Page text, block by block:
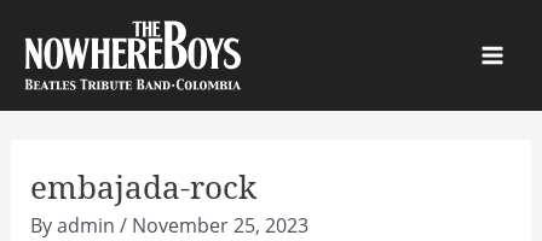
content
embajada-rock
Byadmin / November 25, 2023